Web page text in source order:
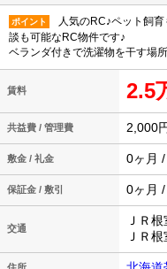
ポイント
人気のRC♪ペット飼
談も可能なRC物件です♪
ベランダ付きで洗濯物を干す場
賃料 2.5
共益費 / 管理費 2,000
敷金 / 礼金 0ヶ月 /
保証金 / 敷引 0ヶ月 /
交通
ＪＲ
ＪＲ